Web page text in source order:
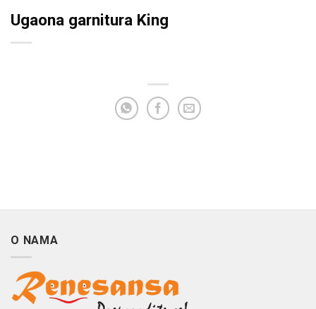
Ugaona garnitura King
O NAMA